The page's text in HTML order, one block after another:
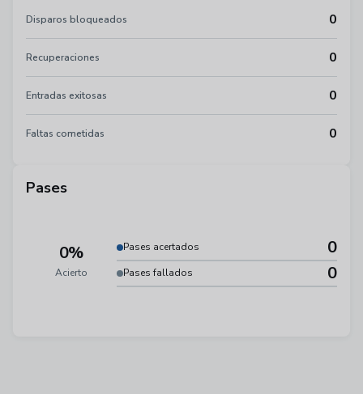
Disparos bloqueados 0
Recuperaciones 0
Entradas exitosas 0
Faltas cometidas 0
Pases
0%
Acierto
Pases acertados 0
Pases fallados 0